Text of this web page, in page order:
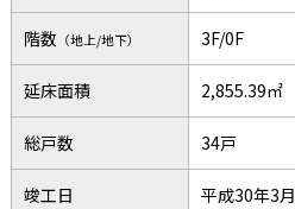
階数 （地上/地下） 3F/0F
延床面積 2,855.39㎡
総戸数 34戸
竣工日 平成30年3月